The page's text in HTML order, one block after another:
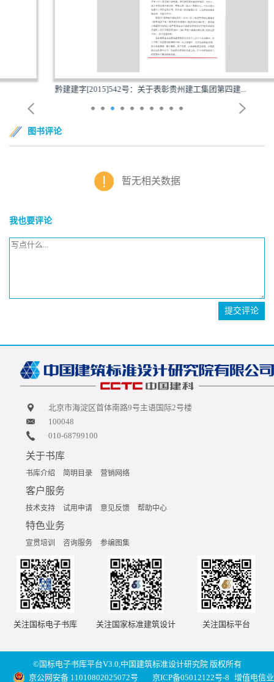
黔建建字[2015]542号：关于表彰贵州建工集团第四建...
图书评论
暂无相关数据
我也要评论
提交评论
北京市海淀区首体南路9号主语国际2号楼
100048
010-68799100
关于书库
书库介绍 简明目录 营销网络
客户服务
技术支持 试用申请 意见反馈 帮助中心
特色业务
宣贯培训 咨询服务 参编图集
关注国标电子书库 关注国家标准建筑设计 关注国标平台
©国标电子书库平台V3.0,中国建筑标准设计研究院 版权所有
京公网安备 11010802025072号
京ICP备05012122号-8 增值电信业